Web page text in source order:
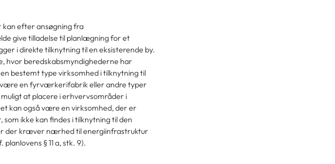
kan efter ansøgning fra
give tilladelse til planlægning for et
i direkte tilknytning til en eksisterende by.
hvor beredskabsmyndighederne har
bestemt type virksomhed i tilknytning til
være en fyrværkerifabrik eller andre typer
at placere i erhvervsområder i
kan også være en virksomhed, der er
ikke kan findes i tilknytning til den
der kræver nærhed til energiinfrastruktur
§ 11 a, stk. 9).